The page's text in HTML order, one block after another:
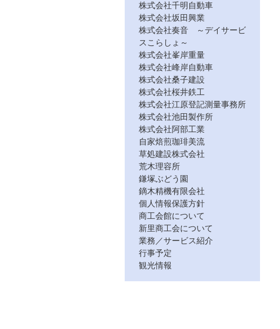
株式会社千明自動車
株式会社坂田興業
株式会社奏音 ～デイサービ
スこらしょ～
株式会社峯岸重量
株式会社峰岸自動車
株式会社桑子建設
株式会社桜井鉄工
株式会社江原登記測量事務所
株式会社池田製作所
株式会社阿部工業
自家焙煎珈琲美流
草処建設株式会社
荒木理容所
鎌塚ぶどう園
鏑木精機有限会社
個人情報保護方針
商工会館について
新里商工会について
業務／サービス紹介
行事予定
観光情報